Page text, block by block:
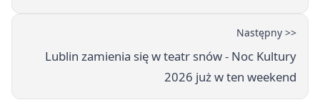
Następny >>
Lublin zamienia się w teatr snów - Noc Kultury
2026 już w ten weekend